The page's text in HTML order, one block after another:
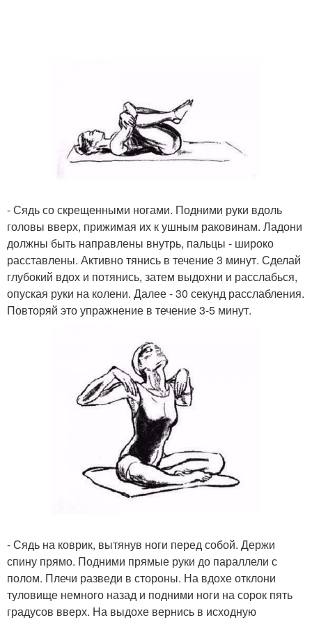
- Сядь со скрещенными ногами. Подними руки вдоль
головы вверх, прижимая их к ушным раковинам. Ладони
должны быть направлены внутрь, пальцы - широко
расставлены. Активно тянись в течение 3 минут. Сделай
глубокий вдох и потянись, затем выдохни и расслабься,
опуская руки на колени. Далее - 30 секунд расслабления.
Повторяй это упражнение в течение 3-5 минут.
- Сядь на коврик, вытянув ноги перед собой. Держи
спину прямо. Подними прямые руки до параллели с
полом. Плечи разведи в стороны. На вдохе отклони
туловище немного назад и подними ноги на сорок пять
градусов вверх. На выдохе вернись в исходную